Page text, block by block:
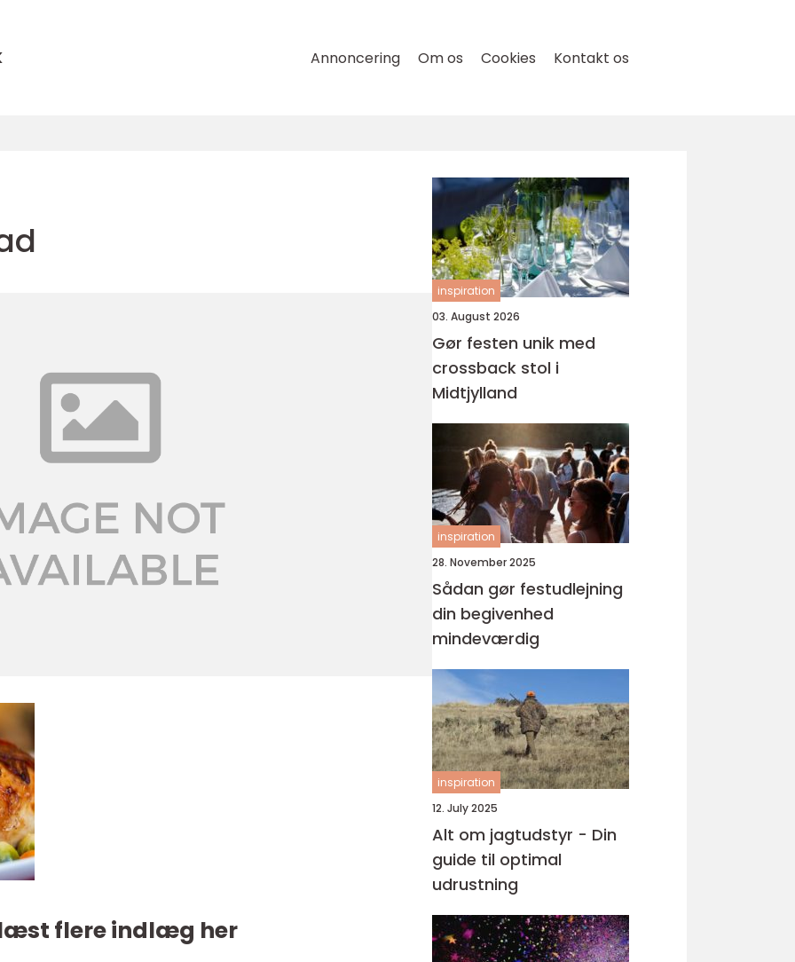
Annoncering Om os Cookies Kontakt os
flere indlæg her
inspiration
03. August 2026
Gør festen unik med
crossback stol i
Midtjylland
inspiration
28. November 2025
Sådan gør festudlejning
din begivenhed
mindeværdig
inspiration
12. July 2025
Alt om jagtudstyr - Din
guide til optimal
udrustning